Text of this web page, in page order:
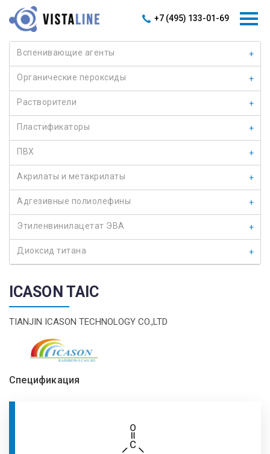
+7 (495) 133-01-69
Главная – ПРОДУКЦИЯ– ICASON TAIC
Вспенивающие агенты
Органические пероксиды
Растворители
Пластификаторы
ПВХ
Акрилаты и метакрилаты
Адгезивные полиолефины
Этиленвинилацетат ЭВА
Диоксид титана
ICASON TAIC
TIANJIN ICASON TECHNOLOGY CO.,LTD
Спецификация